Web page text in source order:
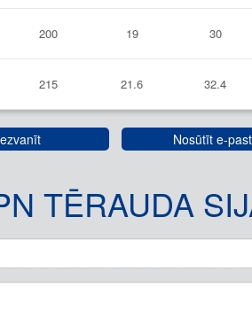
200 19 30
215 21.6 32.4
Nosūtīt e-
TĒRAUDA